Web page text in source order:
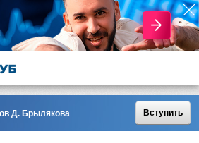
Д. Брылякова Вступить